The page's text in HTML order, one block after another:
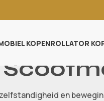
KOPENROLLATOR
en